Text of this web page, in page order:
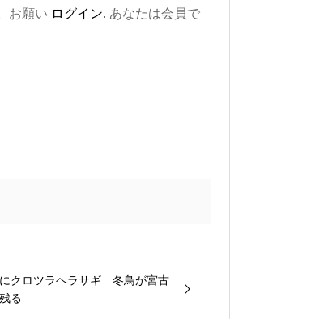
お願い ログイン. あなたは会員で
クロツラヘラサギ 冬鳥が宮古
る